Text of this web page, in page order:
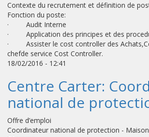
Contexte du recrutement et définition de
Fonction du poste:
· Audit Interne
· Application des principes et des
· Assister le cost controller des
chefde service Cost Controller.
18/02/2016 - 12:41
Centre Carter:
national de
Offre d’emploi
Coordinateur national de protection -